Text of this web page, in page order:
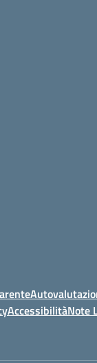
AccessibilitàNote